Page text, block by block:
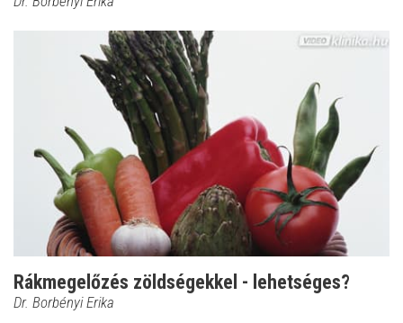
Rákmegelőzés zöldségekkel - lehetséges?
Dr. Borbényi Erika